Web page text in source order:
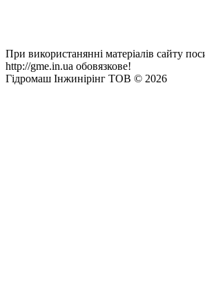
При використанянні матеріалів сайту
http://gme.in.ua обовязкове!
Гідромаш Інжинірінг ТОВ © 2026